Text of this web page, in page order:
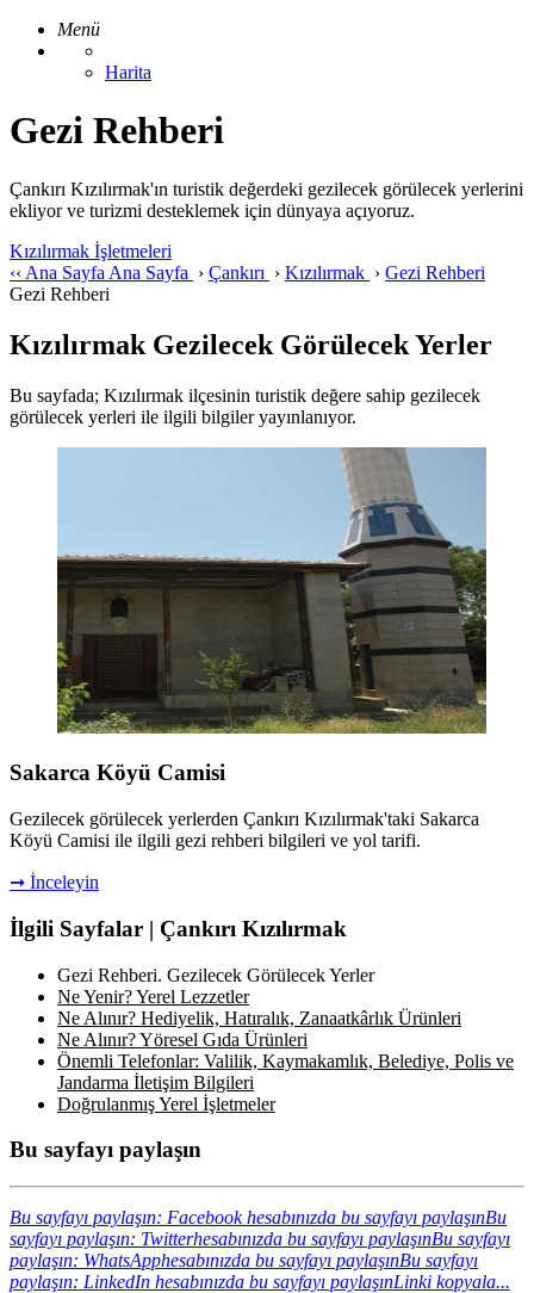
Menü
Harita
Gezi Rehberi
Çankırı Kızılırmak'ın turistik değerdeki gezilecek görülecek yerlerini
ekliyor ve turizmi desteklemek için dünyaya açıyoruz.
Kızılırmak İşletmeleri
‹‹ Ana Sayfa Ana Sayfa › Çankırı › Kızılırmak › Gezi Rehberi
Gezi Rehberi
Kızılırmak Gezilecek Görülecek Yerler
Bu sayfada; Kızılırmak ilçesinin turistik değere sahip gezilecek
görülecek yerleri ile ilgili bilgiler yayınlanıyor.
Sakarca Köyü Camisi
Gezilecek görülecek yerlerden Çankırı Kızılırmak'taki Sakarca
Köyü Camisi ile ilgili gezi rehberi bilgileri ve yol tarifi.
➞ İnceleyin
İlgili Sayfalar | Çankırı Kızılırmak
Gezi Rehberi. Gezilecek Görülecek Yerler
Ne Yenir? Yerel Lezzetler
Ne Alınır? Hediyelik, Hatıralık, Zanaatkârlık Ürünleri
Ne Alınır? Yöresel Gıda Ürünleri
Önemli Telefonlar: Valilik, Kaymakamlık, Belediye, Polis ve
Jandarma İletişim Bilgileri
Doğrulanmış Yerel İşletmeler
Bu sayfayı paylaşın
Bu sayfayı paylaşın: Facebook hesabınızda bu sayfayı paylaşınBu
sayfayı paylaşın: Twitterhesabınızda bu sayfayı paylaşınBu sayfayı
paylaşın: WhatsApphesabınızda bu sayfayı paylaşınBu sayfayı
paylaşın: LinkedIn hesabınızda bu sayfayı paylaşınLinki kopyala...